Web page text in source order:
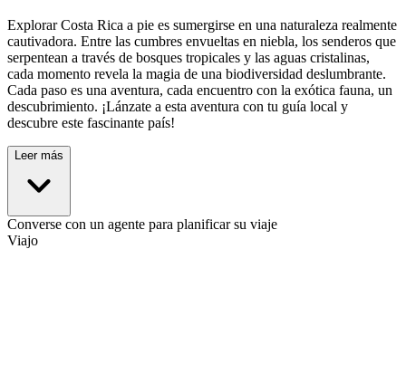
Explorar Costa Rica a pie es sumergirse en una naturaleza realmente
cautivadora. Entre las cumbres envueltas en niebla, los senderos que
serpentean a través de bosques tropicales y las aguas cristalinas,
cada momento revela la magia de una biodiversidad deslumbrante.
Cada paso es una aventura, cada encuentro con la exótica fauna, un
descubrimiento. ¡Lánzate a esta aventura con tu guía local y
descubre este fascinante país!
Leer más
Converse con un agente para planificar su viaje
Viajo